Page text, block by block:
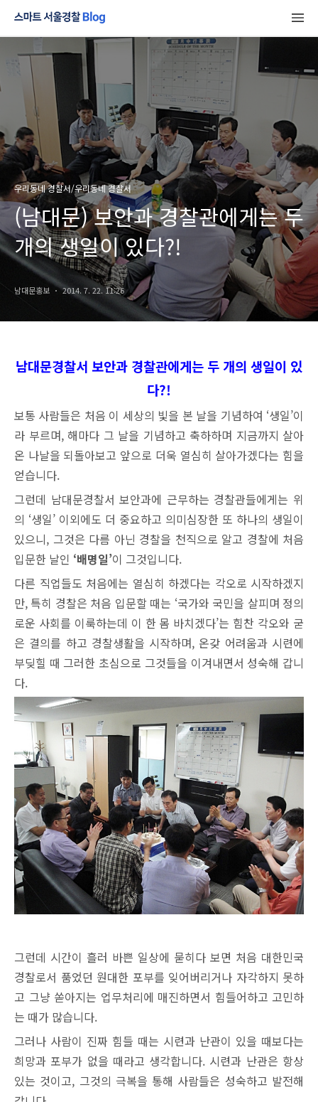
우리동네 경찰서/우리동네 경찰서
(남대문) 보안과 경찰관에게는 두
개의 생일이 있다?!
남대문홍보 2014. 7. 22. 11:26
남대문경찰서 보안과 경찰관에게는 두 개의 생일이 있
다?!
보통 사람들은 처음 이 세상의 빛을 본 날을 기념하여 ‘생일’이
라 부르며, 해마다 그 날을 기념하고 축하하며 지금까지 살아
온 나날을 되돌아보고 앞으로 더욱 열심히 살아가겠다는 힘을
얻습니다.
그런데 남대문경찰서 보안과에 근무하는 경찰관들에게는 위
의 ‘생일’ 이외에도 더 중요하고 의미심장한 또 하나의 생일이
있으니, 그것은 다름 아닌 경찰을 천직으로 알고 경찰에 처음
입문한 날인 ‘배명일’이 그것입니다.
다른 직업들도 처음에는 열심히 하겠다는 각오로 시작하겠지
만, 특히 경찰은 처음 입문할 때는 ‘국가와 국민을 살피며 정의
로운 사회를 이룩하는데 이 한 몸 바치겠다’는 힘찬 각오와 굳
은 결의를 하고 경찰생활을 시작하며, 온갖 어려움과 시련에
부딪힐 때 그러한 초심으로 그것들을 이겨내면서 성숙해 갑니
다.
그런데 시간이 흘러 바쁜 일상에 묻히다 보면 처음 대한민국
경찰로서 품었던 원대한 포부를 잊어버리거나 자각하지 못하
고 그냥 쏟아지는 업무처리에 매진하면서 힘들어하고 고민하
는 때가 많습니다.
그러나 사람이 진짜 힘들 때는 시련과 난관이 있을 때보다는
희망과 포부가 없을 때라고 생각합니다. 시련과 난관은 항상
있는 것이고, 그것의 극복을 통해 사람들은 성숙하고 발전해